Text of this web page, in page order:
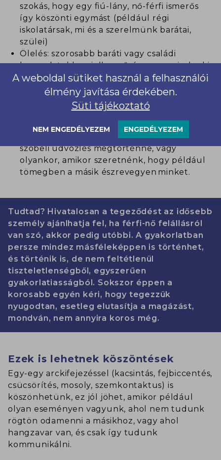
szokás, hogy egy fiú-lány, nő-férfi ismerős
így köszönti egymást (például régi
iskolatársak, mi és a szerelmünk barátai,
szülei)
Ölelés: szorosabb baráti vagy családi
kapcsolatokban jellemző, ám nem mindenki
számára kényelmes, főleg, ha távolabbi
rokoni viszonyokról van szó.
Intés, integetés: ez is egy jól bejáratott
köszönési mód, vagy inkább előköszönés,
legtöbbször ugyanis egymáshoz közeledve
alkalmazzuk még mielőtt a tényleges
szóbeli üdvözlés megtörténne, vagy
olyankor, amikor szeretnénk, hogy például
tömegben a másik észrevegyen minket.
Tudtad? Hivatalosan a tegeződést az idősebb
személy ajánlhatja fel, ha férfi-nő felállásról
van szó, akkor pedig utóbbi. A gyakorlatban
persze mindez másféleképpen is történhet,
és történik is, de nem feltétlenül
tiszteletlenségből, egyszerűen
gyakorlatiasságból. Sokszor éppen a
korosabb egyén kéri, hogy tegezzük
nyugodtan, esetleg elutasítja a magázást,
mondván, nem annyira koros még.
Ezek is lehetnek köszöntések
Egy-egy arckifejezéssel (kacsintás, fejbiccentés,
csücsörítés, mosoly, szemkontaktus) is
köszönhetünk, ez jól jöhet, amikor például
olyan eseményen vagyunk, ahol nem tudunk
rögtön odamenni a másikhoz, vagy ahol
hangzavar van, és csak így tudunk
kommunikálni.
A weboldal sütiket használ a felhasználói
élmény javítása érdekében.
Süti tájékoztató
NEM ENGEDÉLYEZEM ENGEDÉLYEZEM